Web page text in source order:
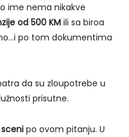
ime nema nikakve
od 500 KM ili sa biroa
po tom dokumentima
da su zloupotrebe u
prisutne.
po ovom pitanju. U